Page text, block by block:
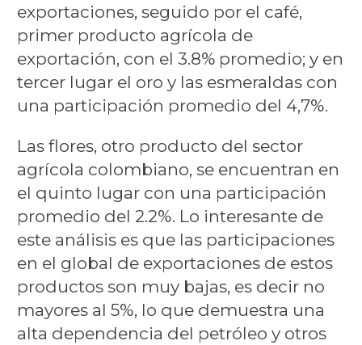
exportaciones, seguido por el café,
primer producto agrícola de
exportación, con el 3.8% promedio; y en
tercer lugar el oro y las esmeraldas con
una participación promedio del 4,7%.
Las flores, otro producto del sector
agrícola colombiano, se encuentran en
el quinto lugar con una participación
promedio del 2.2%. Lo interesante de
este análisis es que las participaciones
en el global de exportaciones de estos
productos son muy bajas, es decir no
mayores al 5%, lo que demuestra una
alta dependencia del petróleo y otros